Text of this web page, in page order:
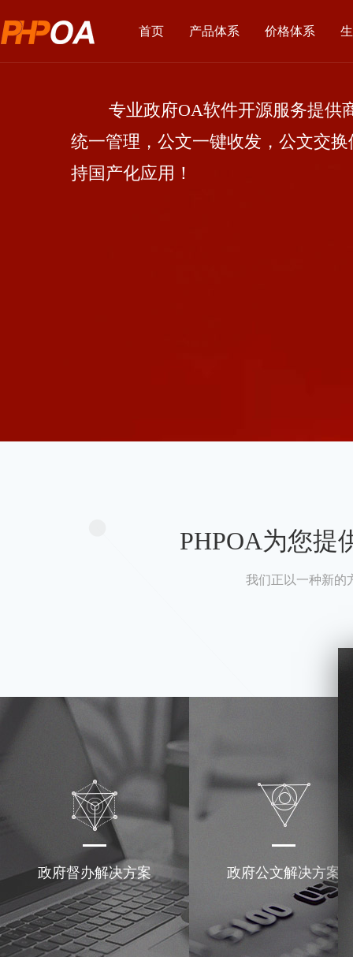
首页 产品体系 价格体系
专业政府OA软件开源服务提供商
统一管理，公文一键收发，公文交
持国产化应用！
PHPOA为您提
我们正以一种新的
政府督办解决方案 政府公文解决方案